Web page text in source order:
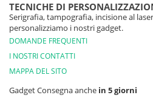
TECNICHE DI
Serigrafia, tampografia, incisione al
personalizziamo i nostri gadget.
DOMANDE FREQUENTI
I NOSTRI CONTATTI
MAPPA DEL SITO
Gadget Consegna anche in 5 giorni